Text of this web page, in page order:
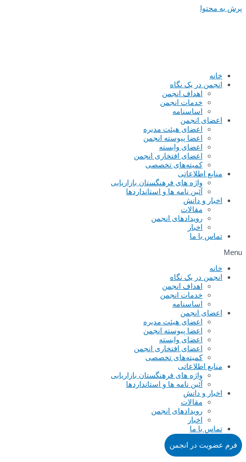
پرش به محتوا
خانه
انجمن در یک نگاه
اهداف انجمن
خدمات انجمن
اساسنامه
اعضای انجمن
اعضای هیئت مدیره
اعضا پیوسته انجمن
اعضای وابسته
اعضای افتخاری انجمن
کمیته‌های تخصصی
منابع اطلاعاتی
واژه های فرهنگستان بازاریابی
آئین نامه ها و استانداردها
اخبار و دانش
مقالات
رویدادهای انجمن
اخبار
تماس با ما
Menu
خانه
انجمن در یک نگاه
اهداف انجمن
خدمات انجمن
اساسنامه
اعضای انجمن
اعضای هیئت مدیره
اعضا پیوسته انجمن
اعضای وابسته
اعضای افتخاری انجمن
کمیته‌های تخصصی
منابع اطلاعاتی
واژه های فرهنگستان بازاریابی
آئین نامه ها و استانداردها
اخبار و دانش
مقالات
رویدادهای انجمن
اخبار
تماس با ما
فرم عضویت در انجمن